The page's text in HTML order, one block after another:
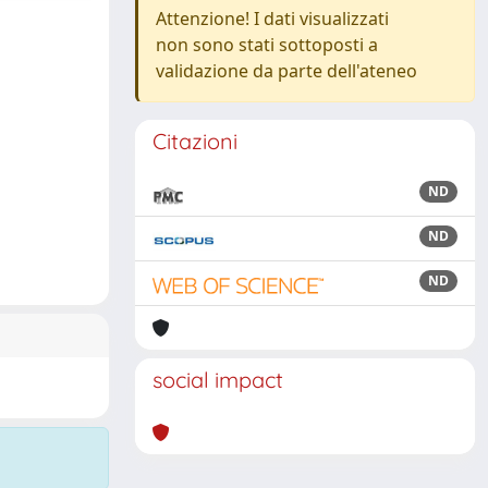
Attenzione! I dati visualizzati
non sono stati sottoposti a
validazione da parte dell'ateneo
Citazioni
ND
ND
ND
social impact